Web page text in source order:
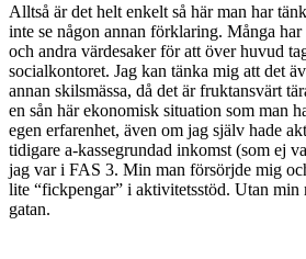
Alltså är det helt enkelt så här man har
inte se någon annan förklaring. Många
och andra värdesaker för att över huvud
socialkontoret. Jag kan tänka mig att det
annan skilsmässa, då det är fruktansvärt
en sån här ekonomisk situation som man
egen erfarenhet, även om jag själv hade
tidigare a-kassegrundad inkomst (som ej
jag var i FAS 3. Min man försörjde mig
lite “fickpengar” i aktivitetsstöd. Utan min
gatan.